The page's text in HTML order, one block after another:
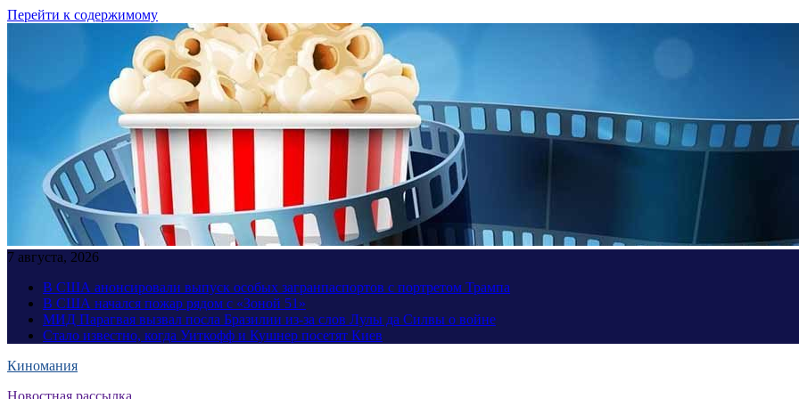
Перейти к содержимому
7 августа, 2026
В США анонсировали выпуск особых загранпаспортов с портретом Трампа
В США начался пожар рядом с «Зоной 51»
МИД Парагвая вызвал посла Бразилии из-за слов Лулы да Силвы о войне
Стало известно, когда Уиткофф и Кушнер посетят Киев
Киномания
Новостная рассылка